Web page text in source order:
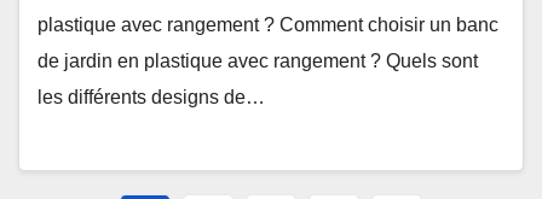
plastique avec rangement ? Comment choisir un banc
de jardin en plastique avec rangement ? Quels sont
les différents designs de…